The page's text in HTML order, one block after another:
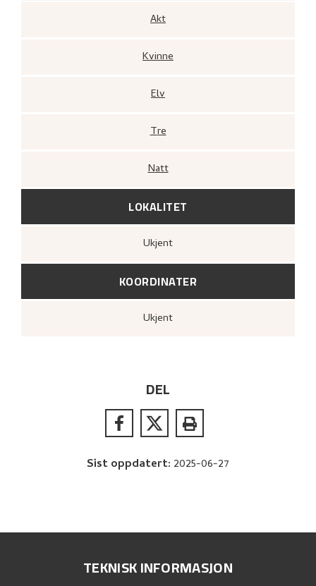
Akt
Kvinne
Elv
Tre
Natt
LOKALITET
Ukjent
KOORDINATER
Ukjent
DEL
Sist oppdatert: 2025-06-27
TEKNISK INFORMASJON